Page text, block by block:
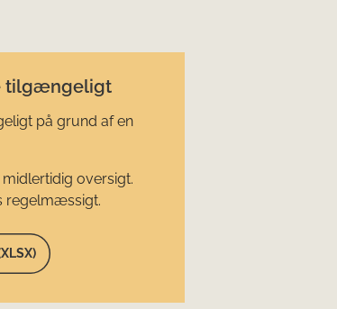
tilgængeligt
på grund af en
oversigt.
regelmæssigt.